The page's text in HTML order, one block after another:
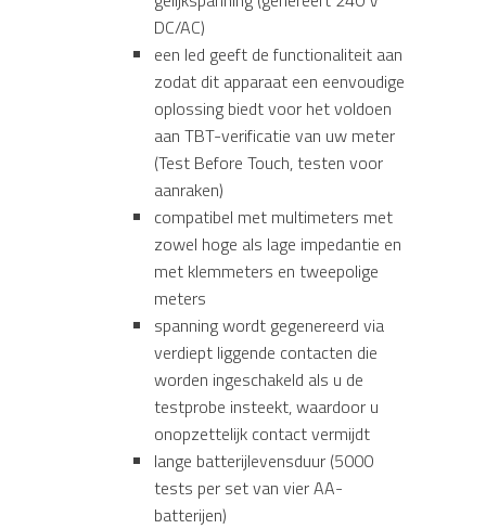
DC/AC)
een led geeft de functionaliteit aan
zodat dit apparaat een eenvoudige
oplossing biedt voor het voldoen
aan TBT-verificatie van uw meter
(Test Before Touch, testen voor
aanraken)
compatibel met multimeters met
zowel hoge als lage impedantie en
met klemmeters en tweepolige
meters
spanning wordt gegenereerd via
verdiept liggende contacten die
worden ingeschakeld als u de
testprobe insteekt, waardoor u
onopzettelijk contact vermijdt
lange batterijlevensduur (5000
tests per set van vier AA-
batterijen)